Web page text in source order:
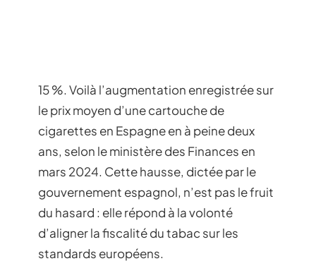
15 %. Voilà l’augmentation enregistrée sur
le prix moyen d’une cartouche de
cigarettes en Espagne en à peine deux
ans, selon le ministère des Finances en
mars 2024. Cette hausse, dictée par le
gouvernement espagnol, n’est pas le fruit
du hasard : elle répond à la volonté
d’aligner la fiscalité du tabac sur les
standards européens.